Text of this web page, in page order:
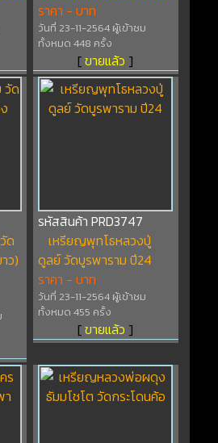
ราคา - บาท
วันที่ 23-11-2564 ผู้เข้าชม
ทั้งหมด 448 ครั้ง
[ขายแล้ว ]
ด
ว)
รหัสสินค้า PRD3747
เหรียญพุทโธหลวงปู่
ดูลย์ วัดบูรพาราม ปี24
ราคา - บาท
วันที่ 23-11-2564 ผู้เข้าชม
ทั้งหมด 455 ครั้ง
[ขายแล้ว ]